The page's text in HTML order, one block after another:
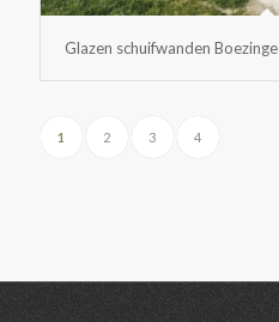
Glazen schuifwanden Boezinge
1 2 3 4